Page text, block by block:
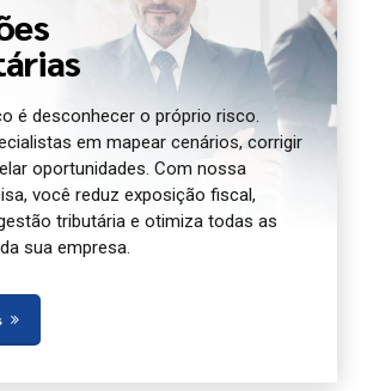
é desconhecer o próprio risco.
em mapear cenários, corrigir
oportunidades. Com nossa
você reduz exposição fiscal,
tributária e otimiza todas as
sua empresa.